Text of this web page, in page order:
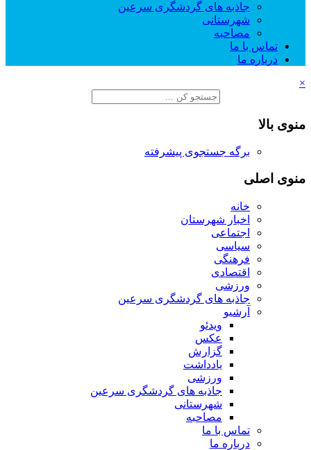
جاذبه های گردشگری سرعین
شهرستانی
مصاحبه
تماس با ما
درباره ما
×
منوی بالا
برگه جستجوی پیشرفته
منوی اصلی
خانه
اخبار شهرستان
اجتماعی
سیاسی
فرهنگی
اقتصادی
ورزشی
جاذبه های گردشگری سرعین
آرشیو
ویدئو
عکس
گزارش
یادداشت
ورزشی
جاذبه های گردشگری سرعین
شهرستانی
مصاحبه
تماس با ما
درباره ما